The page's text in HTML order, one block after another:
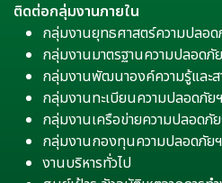
ติดต่อกลุ่มงานภายใน
กลุ่มงานยุทธศาสตร์ความปลอด
กลุ่มงานมาตรฐานความปลอดภั
กลุ่มงานพัฒนาองค์ความรู้และ
กลุ่มงานทะเบียนความปลอดภัยฯ
กลุ่มงานเครือข่ายความปลอดภั
กลุ่มงานกองทุนความปลอดภัยฯ
งานบริหารทั่วไป